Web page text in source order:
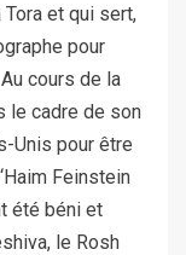
et qui sert,
pour
cours de la
le cadre de son
Unis pour être
Feinstein
été béni et
le Rosh